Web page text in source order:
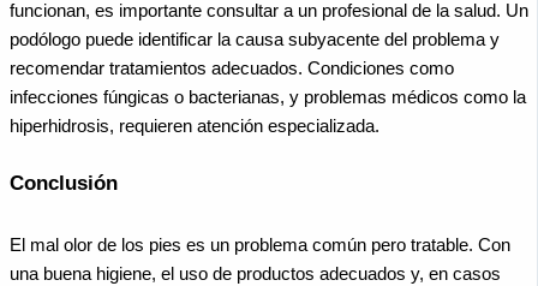
funcionan, es importante consultar a un profesional de la salud. Un
podólogo puede identificar la causa subyacente del problema y
recomendar tratamientos adecuados. Condiciones como
infecciones fúngicas o bacterianas, y problemas médicos como la
hiperhidrosis, requieren atención especializada.
Conclusión
El mal olor de los pies es un problema común pero tratable. Con
una buena higiene, el uso de productos adecuados y, en casos